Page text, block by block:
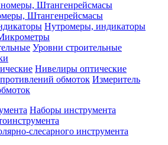
Штангенрейсмасы
Нутромеры, индикаторы
Уровни строительные
Нивелиры оптические
Измеритель
Наборы инструмента
слесарного инструмента